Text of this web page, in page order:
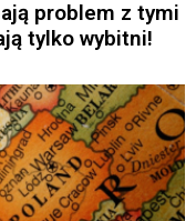
problem z tymi
tylko wybitni!